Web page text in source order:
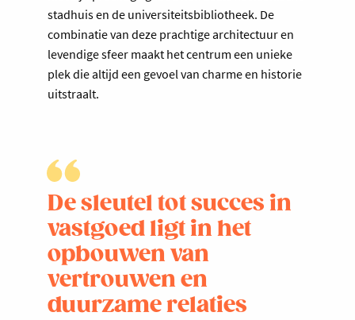
stadhuis en de universiteitsbibliotheek. De
combinatie van deze prachtige architectuur en
levendige sfeer maakt het centrum een unieke
plek die altijd een gevoel van charme en historie
uitstraalt.
De sleutel tot succes in
vastgoed ligt in het
opbouwen van
vertrouwen en
duurzame relaties